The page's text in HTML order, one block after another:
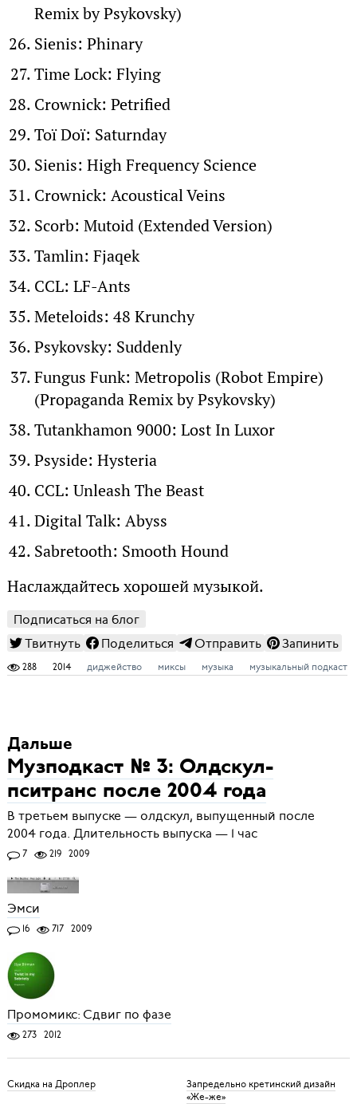
Remix by Psykovsky)
Sienis: Phinary
Time Lock: Flying
Crownick: Petrified
Toï Doï: Saturnday
Sienis: High Frequency Science
Crownick: Acoustical Veins
Scorb: Mutoid (Extended Version)
Tamlin: Fjaqek
CCL: LF-Ants
Meteloids: 48 Krunchy
Psykovsky: Suddenly
Fungus Funk: Metropolis (Robot Empire)
(Propaganda Remix by Psykovsky)
Tutankhamon 9000: Lost In Luxor
Psyside: Hysteria
CCL: Unleash The Beast
Digital Talk: Abyss
Sabretooth: Smooth Hound
Наслаждайтесь хорошей музыкой.
Подписаться на блог
Твитнуть
Поделиться Отправить Запинить
288 2014 диджейство миксы музыка музыкальный подкаст
Дальше
Музподкаст № 3: Олдскул-
пситранс после 2004 года
В третьем выпуске — олдскул, выпущенный после
2004 года. Длительность выпуска — 1 час
7 219 2009
Эмси
16 717 2009
Промомикс: Сдвиг по фазе
273 2012
Скидка на Дроплер
Запредельно кретинский дизайн
«Же-же»